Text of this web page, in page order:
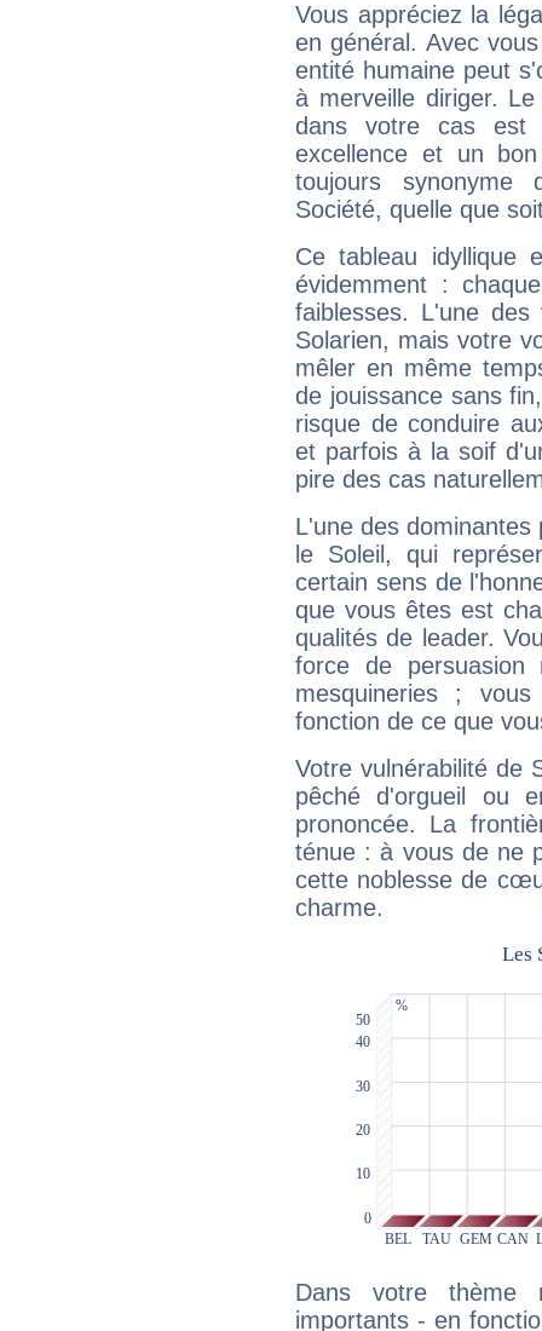
Vous appréciez la
en général. Avec
entité humaine peut
à merveille diriger.
dans votre cas est
excellence et un
toujours synonyme
Société, quelle que
Ce tableau idyllique
évidemment :
faiblesses. L'une
Solarien, mais votre
mêler en même
de jouissance sans
risque de conduire
et parfois à la soif
pire des cas
L'une des
le Soleil, qui
certain sens de
que vous êtes est
qualités de leader.
force de
mesquineries ;
fonction de ce que
Votre vulnérabilité de
pêché d'orgueil ou
prononcée. La
ténue : à vous de ne
cette noblesse de
charme.
Dans votre thème
importants - en